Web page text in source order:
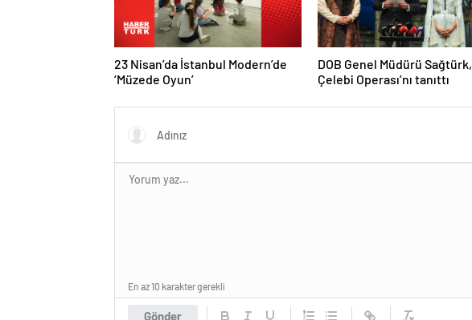
23 Nisan’da İstanbul Modern’de
‘Müzede Oyun’
DOB Genel Müdürü Sağtürk,
Çelebi Operası’nı tanıttı
Gönder
En az 10 karakter gerekli